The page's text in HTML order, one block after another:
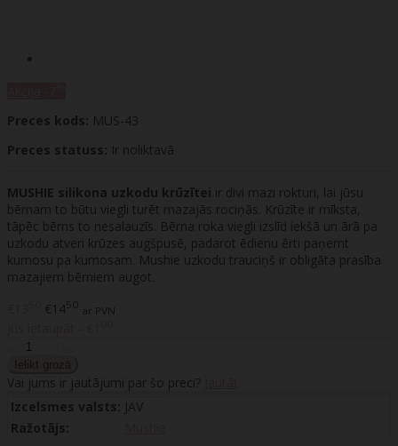
Preces kods: MUS-43
Preces statuss: Ir noliktavā
MUSHIE silikona uzkodu krūzītei ir divi mazi rokturi, lai jūsu
bērnam to būtu viegli turēt mazajās rociņās. Krūzīte ir mīksta,
tāpēc bērns to nesalauzīs. Bērna roka viegli izslīd iekšā un ārā pa
uzkodu atveri krūzes augšpusē, padarot ēdienu ērti paņemt
kumosu pa kumosam. Mushie uzkodu trauciņš ir obligāta prasība
mazajiem bērniem augot.
€1450 ar PVN
Vai jums ir jautājumi par šo preci?
Izcelsmes valsts: JAV
Ražotājs: